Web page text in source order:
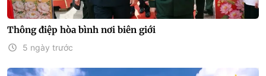
Thông điệp hòa bình nơi biên giới
5 ngày trước